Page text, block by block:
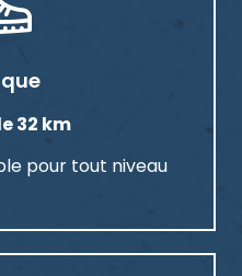
32 km
pour tout niveau